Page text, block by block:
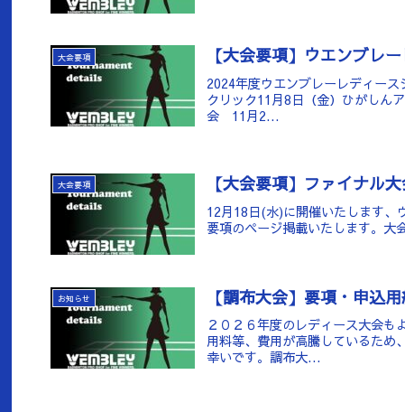
大会要項 【大会要項】ウエンブレ
2024年度ウエンブレーレディー
クリック11月8日（金）ひがしん
会 11月2...
大会要項 【大会要項】ファイナル
12月18日(水)に開催いたします、
要項のページ掲載いたします。大
お知らせ 【調布大会】要項・申込
２０２６年度のレディース大会
用料等、費用が高騰しているため
幸いです。調布大...